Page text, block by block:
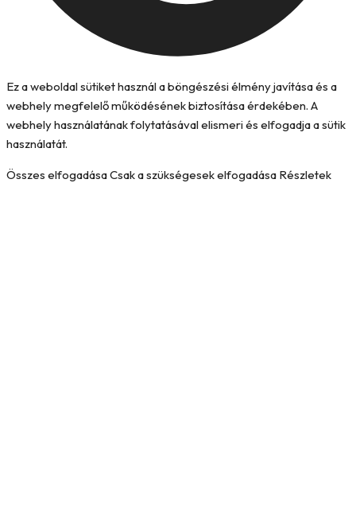
Ez a weboldal sütiket használ a böngészési élmény javítása és a
webhely megfelelő működésének biztosítása érdekében. A
webhely használatának folytatásával elismeri és elfogadja a sütik
használatát.
Összes elfogadásaCsak a szükségesek elfogadása Részletek